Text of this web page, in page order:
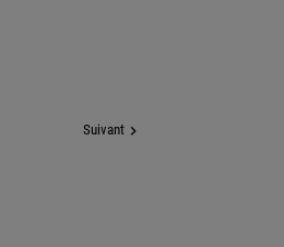
Suivant